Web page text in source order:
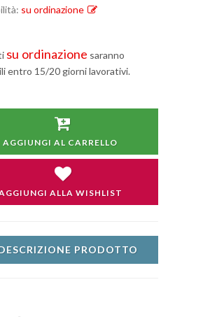
su ordinazione
su ordinazione saranno
entro 15/20 giorni lavorativi.
AGGIUNGI AL CARRELLO
ALLA WISHLIST
PRODOTTO